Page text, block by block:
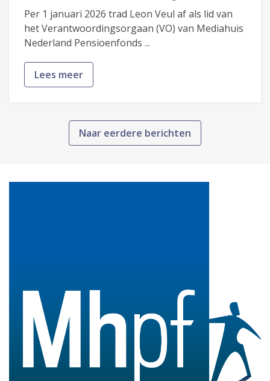
Per 1 januari 2026 trad Leon Veul af als lid van
het Verantwoordingsorgaan (VO) van Mediahuis
Nederland Pensioenfonds ...
Lees meer
Naar eerdere berichten